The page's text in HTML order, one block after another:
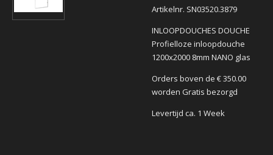
Artikelnr. SN03520.3879
INLOOPDOUCHES DOUCHE
Profielloze inloopdouche
1200x2000 8mm NANO glas
Orders boven de € 350.00
worden Gratis bezorgd
Levertijd ca. 1 Week